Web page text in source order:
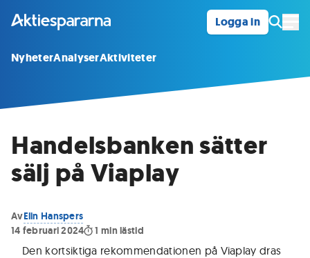
Logga in
NyheterAnalyserAktiviteter
Handelsbanken sätter
sälj på Viaplay
AvElin Hanspers
14 februari 2024
1 min lästid
Den kortsiktiga rekommendationen på Viaplay dras